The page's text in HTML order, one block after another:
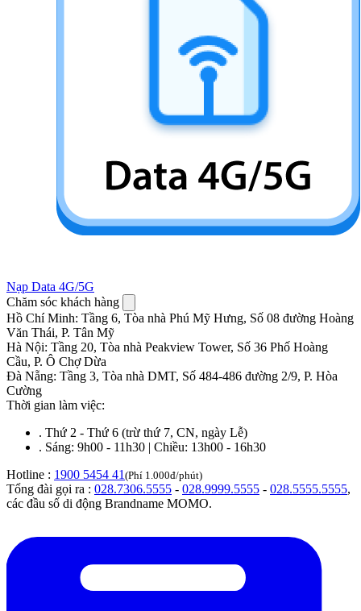
Nạp Data 4G/5G
Chăm sóc khách hàng
Hồ Chí Minh: Tầng 6, Tòa nhà Phú Mỹ Hưng, Số 08 đường Hoàng
Văn Thái, P. Tân Mỹ
Hà Nội: Tầng 20, Tòa nhà Peakview Tower, Số 36 Phố Hoàng
Cầu, P. Ô Chợ Dừa
Đà Nẵng: Tầng 3, Tòa nhà DMT, Số 484-486 đường 2/9, P. Hòa
Cường
Thời gian làm việc:
. Thứ 2 - Thứ 6 (trừ thứ 7, CN, ngày Lễ)
. Sáng: 9h00 - 11h30 | Chiều: 13h00 - 16h30
Hotline : 1900 5454 41 (Phí 1.000đ/phút)
Tổng đài gọi ra : 028.7306.5555 - 028.9999.5555 - 028.5555.5555,
các đầu số di động Brandname MOMO.